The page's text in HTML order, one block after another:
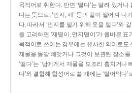
목적어로 취한다. 반면 ‘떨다’는 달려 있거
다는 뜻으로, ‘먼지, 재’ 등과 같이 떨어져 나
다. 따라서 ‘먼지를 떨기 위해 옷을 털다’와
을 고려하면 ‘재떨이, 먼지떨이’가 올바른 표
목적어로 쓰이는 경우에는 유사한 의미로도
재물을 몽땅 빼앗거나 그것이 보관된 장소를
‘떨다’는 ‘남에게서 재물을 모조리 훔치거나
다’와 결합해 합성어로 쓸 때에는 ‘털어먹다’